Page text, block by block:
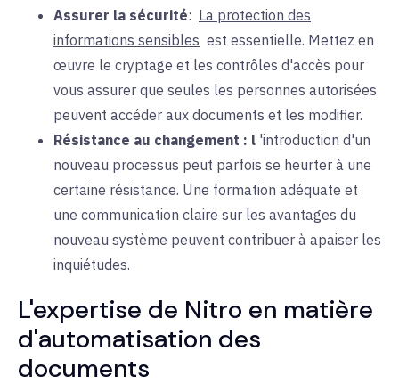
Assurer la sécurité: La protection des
informations sensibles est essentielle. Mettez en
œuvre le cryptage et les contrôles d'accès pour
vous assurer que seules les personnes autorisées
peuvent accéder aux documents et les modifier.
Résistance au changement : l 'introduction d'un
nouveau processus peut parfois se heurter à une
certaine résistance. Une formation adéquate et
une communication claire sur les avantages du
nouveau système peuvent contribuer à apaiser les
inquiétudes.
L'expertise de Nitro en matière
d'automatisation des
documents